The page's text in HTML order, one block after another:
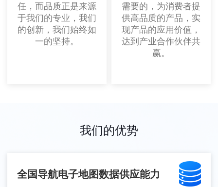
任，而品质正是来源
于我们的专业，我们
的创新，我们始终如
一的坚持。
需要的，为消费者提
供高品质的产品，实
现产品的应用价值，
达到产业合作伙伴共
赢。
我们的优势
全国导航电子地图数据供应能力